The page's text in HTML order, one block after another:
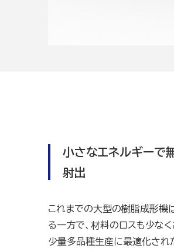
小さなエネルギーで
射出
これまでの大型の樹脂成形機
る一方で、材料のロスも少なく
少量多品種生産に最適化さ